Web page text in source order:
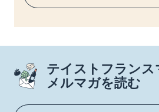
テイストフラン
メルマガを読む